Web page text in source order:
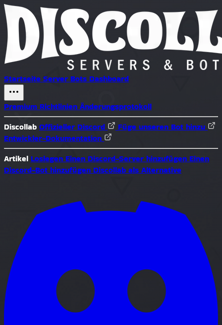
Startseite Server Bots Dashboard
Premium Richtlinien Änderungsprotokoll
Discollab Offizieller Discord
Füge unseren Bot hinzu
Entwickler-Dokumentation
Artikel Loslegen Einen Discord-Server hinzufügen Einen
Discord-Bot hinzufügen Discollab als Alternative